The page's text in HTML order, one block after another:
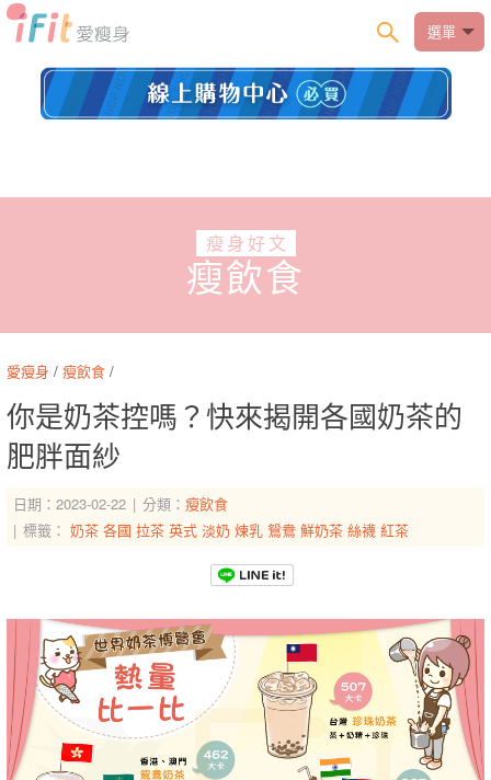
選單
瘦身好文
瘦飲食
愛瘦身 / 瘦飲食 /
你是奶茶控嗎？快來揭開各國奶茶的
肥胖面紗
日期：2023-02-22 分類： 瘦飲食
標籤： 奶茶 各國 拉茶 英式 淡奶 煉乳 鴛鴦 鮮奶茶 絲襪 紅茶